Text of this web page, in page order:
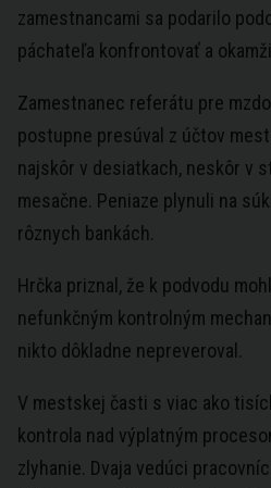
zamestnancami sa podarilo
páchateľa konfrontovať a
Zamestnanec referátu pre
postupne presúval z účtov
najskôr v desiatkach, neskôr v
mesačne. Peniaze plynuli na
rôznych bankách.
Hrčka priznal, že k podvodu
nefunkčným kontrolným
nikto dôkladne nepreveroval.
V mestskej časti s viac ako
kontrola nad výplatným
zlyhanie. Dvaja vedúci